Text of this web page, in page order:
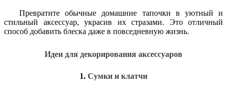
Превратите обычные домашние тапочки в уютный и
стильный аксессуар, украсив их стразами. Это отличный
способ добавить блеска даже в повседневную жизнь.
Идеи для декорирования аксессуаров
1. Сумки и клатчи